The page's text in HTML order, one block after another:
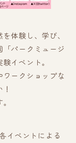
体験し、学び、
パークミュージ
イベント。
ークショップな
イベントによる